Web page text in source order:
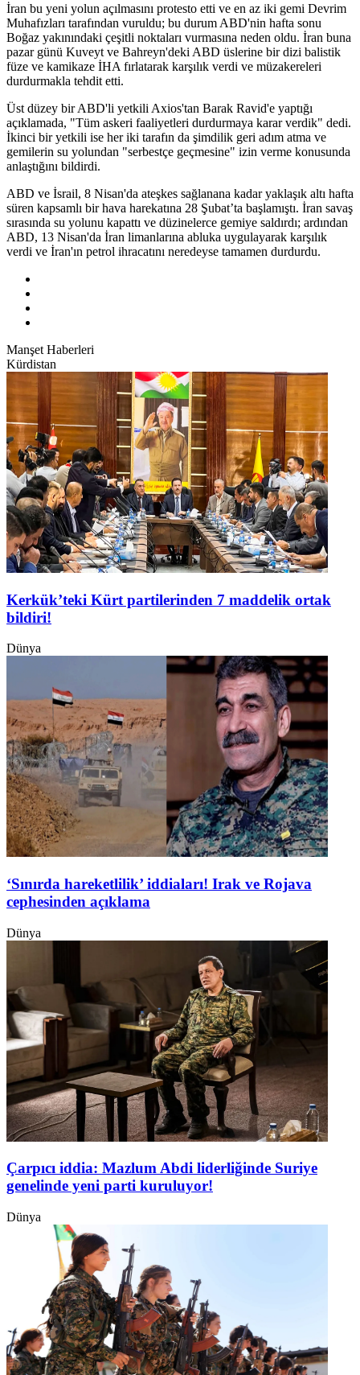
İran bu yeni yolun açılmasını protesto etti ve en az iki gemi Devrim
Muhafızları tarafından vuruldu; bu durum ABD'nin hafta sonu
Boğaz yakınındaki çeşitli noktaları vurmasına neden oldu. İran buna
pazar günü Kuveyt ve Bahreyn'deki ABD üslerine bir dizi balistik
füze ve kamikaze İHA fırlatarak karşılık verdi ve müzakereleri
durdurmakla tehdit etti.
Üst düzey bir ABD'li yetkili Axios'tan Barak Ravid'e yaptığı
açıklamada, "Tüm askeri faaliyetleri durdurmaya karar verdik" dedi.
İkinci bir yetkili ise her iki tarafın da şimdilik geri adım atma ve
gemilerin su yolundan "serbestçe geçmesine" izin verme konusunda
anlaştığını bildirdi.
ABD ve İsrail, 8 Nisan'da ateşkes sağlanana kadar yaklaşık altı hafta
süren kapsamlı bir hava harekatına 28 Şubat’ta başlamıştı. İran savaş
sırasında su yolunu kapattı ve düzinelerce gemiye saldırdı; ardından
ABD, 13 Nisan'da İran limanlarına abluka uygulayarak karşılık
verdi ve İran'ın petrol ihracatını neredeyse tamamen durdurdu.
Manşet Haberleri
Kürdistan
Kerkük’teki Kürt partilerinden 7 maddelik ortak
bildiri!
Dünya
‘Sınırda hareketlilik’ iddiaları! Irak ve Rojava
cephesinden açıklama
Dünya
Çarpıcı iddia: Mazlum Abdi liderliğinde Suriye
genelinde yeni parti kuruluyor!
Dünya